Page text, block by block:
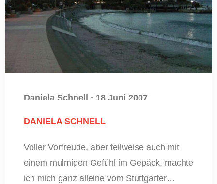
Daniela Schnell · 18 Juni 2007
DANIELA SCHNELL
Voller Vorfreude, aber teilweise auch mit
einem mulmigen Gefühl im Gepäck, machte
ich mich ganz alleine vom Stuttgarter…